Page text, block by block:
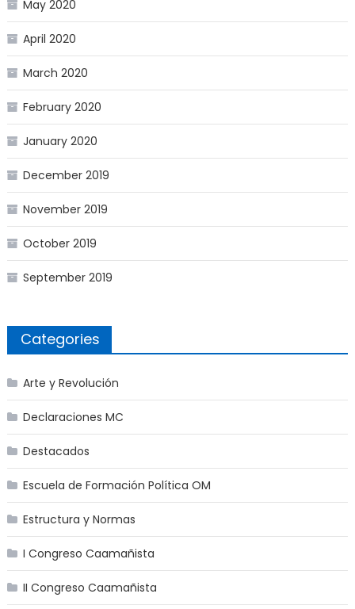
May 2020
April 2020
March 2020
February 2020
January 2020
December 2019
November 2019
October 2019
September 2019
Categories
Arte y Revolución
Declaraciones MC
Destacados
Escuela de Formación Política OM
Estructura y Normas
I Congreso Caamañista
II Congreso Caamañista